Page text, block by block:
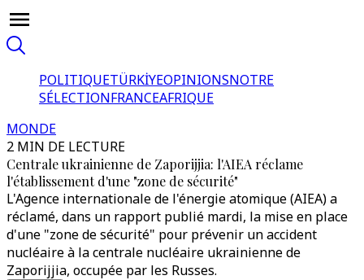
POLITIQUETÜRKİYEOPINIONSNOTRE
SÉLECTIONFRANCEAFRIQUE
MONDE
2 MIN DE LECTURE
Centrale ukrainienne de Zaporijjia: l'AIEA réclame
l'établissement d'une "zone de sécurité"
L'Agence internationale de l'énergie atomique (AIEA) a
réclamé, dans un rapport publié mardi, la mise en place
d'une "zone de sécurité" pour prévenir un accident
nucléaire à la centrale nucléaire ukrainienne de
Zaporijjia, occupée par les Russes.